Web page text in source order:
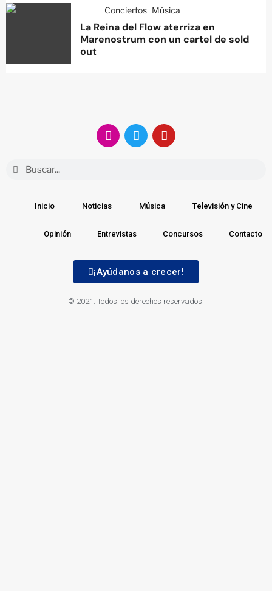
Conciertos Música
La Reina del Flow aterriza en
Marenostrum con un cartel de sold
out
Inicio Noticias Música Televisión y Cine
Opinión Entrevistas Concursos Contacto
¡Ayúdanos a crecer!
© 2021. Todos los derechos reservados.